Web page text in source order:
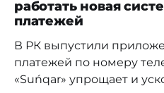
на компьютер. Затем
поступает на
работать новая
платежей
В РК выпустили
платежей по номеру телефона
«Suńqar» упрощает и